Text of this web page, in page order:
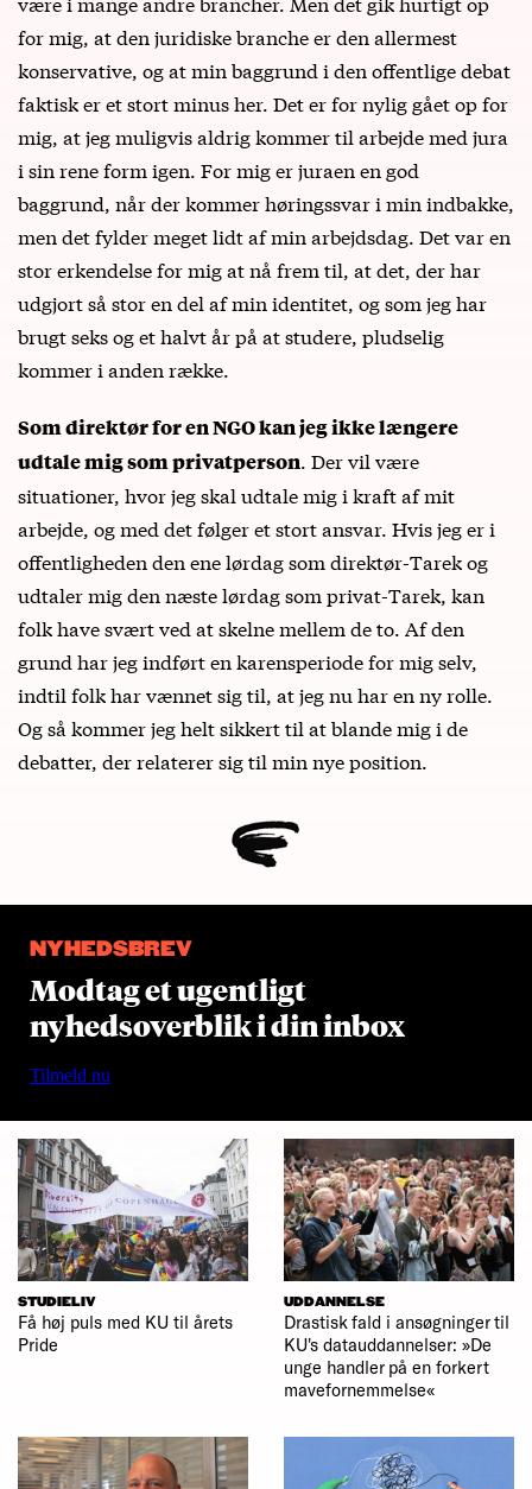
for mig, at den juridiske branche er den allermest
konservative, og at min baggrund i den offentlige debat
faktisk er et stort minus her. Det er for nylig gået op for
mig, at jeg muligvis aldrig kommer til arbejde med jura
i sin rene form igen. For mig er juraen en god
baggrund, når der kommer høringssvar i min indbakke,
men det fylder meget lidt af min arbejdsdag. Det var en
stor erkendelse for mig at nå frem til, at det, der har
udgjort så stor en del af min identitet, og som jeg har
brugt seks og et halvt år på at studere, pludselig
kommer i anden række.
Som direktør for en NGO kan jeg ikke længere
udtale mig som privatperson. Der vil være
situationer, hvor jeg skal udtale mig i kraft af mit
arbejde, og med det følger et stort ansvar. Hvis jeg er i
offentligheden den ene lørdag som direktør-Tarek og
udtaler mig den næste lørdag som privat-Tarek, kan
folk have svært ved at skelne mellem de to. Af den
grund har jeg indført en karensperiode for mig selv,
indtil folk har vænnet sig til, at jeg nu har en ny rolle.
Og så kommer jeg helt sikkert til at blande mig i de
debatter, der relaterer sig til min nye position.
NYHEDSBREV
Modtag et ugentligt
nyhedsoverblik i din inbox
Tilmeld nu
STUDIELIV
Få høj puls med KU til årets
Pride
UDDANNELSE
Drastisk fald i ansøgninger til
KU's datauddannelser: »De
unge handler på en forkert
mavefornemmelse«